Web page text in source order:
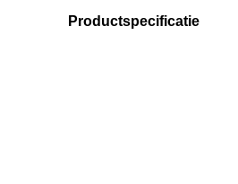
Productspecificatie